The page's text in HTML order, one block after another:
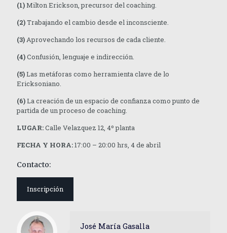
(1)Milton Erickson, precursor del coaching.
(2)Trabajando el cambio desde el inconsciente.
(3)Aprovechando los recursos de cada cliente.
(4)Confusión, lenguaje e indirección.
(5)Las metáforas como herramienta clave de lo
Ericksoniano.
(6)La creación de un espacio de confianza como punto de
partida de un proceso de coaching.
LUGAR:Calle Velazquez 12, 4º planta
FECHA Y HORA:17:00 – 20:00 hrs, 4 de abril
Contacto:
Inscripción
José María Gasalla